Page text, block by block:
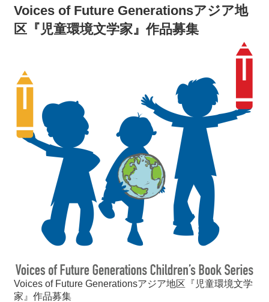
化
セ
に
つ
去
行
事
Voices of Future Generationsアジア地
区『児童環境文学家』作品募集
Voices of Future Generationsアジア地区『児童環境文学
家』作品募集